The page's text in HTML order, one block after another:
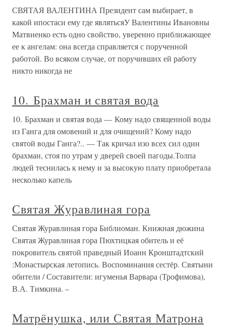
СВЯТАЯ ВАЛЕНТИНА Президент сам выбирает, в
какой ипостаси ему где являтьсяУ Валентины Ивановны
Матвиенко есть одно свойство, уверенно приближающее
ее к ангелам: она всегда справляется с порученной
работой. Во всяком случае, от поручивших ей работу
никто никогда не
10. Брахман и святая вода
10. Брахман и святая вода — Кому надо священной воды
из Ганга для омовений и для очищений? Кому надо
святой воды Ганга?.. — Так кричал изо всех сил один
брахман, стоя по утрам у дверей своей пагоды.Толпа
людей теснилась к нему и за высокую плату приобретала
несколько капель
Святая Журавлиная гора
Святая Журавлиная гора Библиоман. Книжная дюжина
Святая Журавлиная гора Пюхтицкая обитель и её
покровитель святой праведный Иоанн Кронштадтский
:Монастырская летопись. Воспоминания сестёр. Святыни
обители / Составители: игуменья Варвара (Трофимова),
В.А. Тимкина. –
Матрёнушка, или Святая Матрона